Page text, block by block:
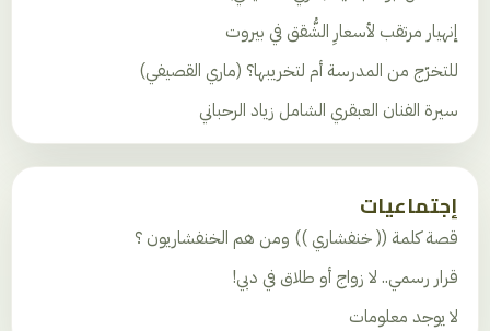
إنهيار مرتقب لأسعارِ الشُّقق في بيروت
للتخرّج من المدرسة أم لتخريبها؟ (ماري القصيفي)
سيرة الفنان العبقري الشامل زياد الرحباني
إجتماعيات
قصة كلمة (( خنفشاري )) ومن هم الخنفشاريون ؟
قرار رسمي.. لا زواج أو طلاق في دبي!
لا يوجد معلومات